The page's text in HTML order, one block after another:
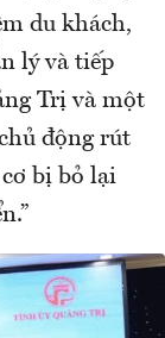
du khách,
lý và tiếp
Trị và một
động rút
bị bỏ lại